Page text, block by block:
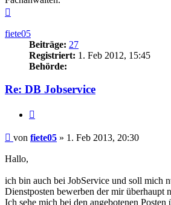
fiete05
Beiträge: 27
Registriert: 1. Feb 2012, 15:45
Behörde:
Re: DB Jobservice
Beitrag
von fiete05 » 1. Feb 2013, 20:30
Hallo,
ich bin auch bei JobService und soll mich
Dienstposten bewerben der mir überhaupt
Ich sehe mich bei den angebotenen